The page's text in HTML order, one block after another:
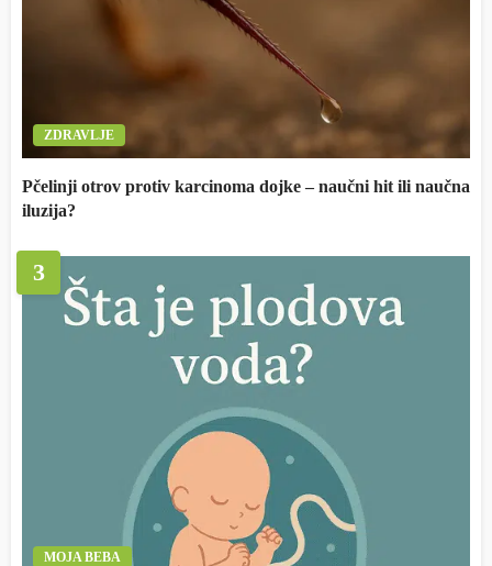
ZDRAVLJE
Pčelinji otrov protiv karcinoma dojke – naučni hit ili naučna
iluzija?
3
MOJA BEBA